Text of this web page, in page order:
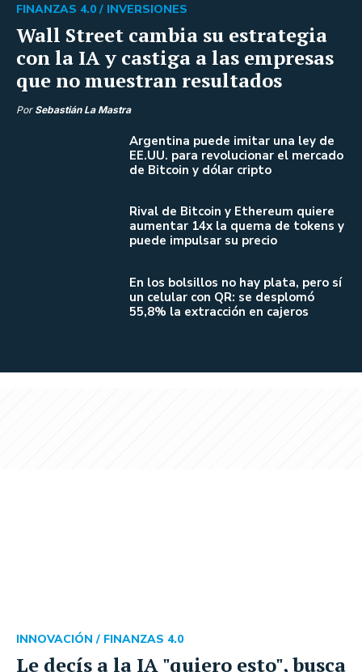
Wall Street cambia su estrategia
con la IA y castiga a las empresas
que no muestran resultados
FINANZAS 4.0 / INVERSIONES
Por Sebastián La Mastra
Argentina puede imitar una ley de
EE.UU. para revolucionar el mercado
de Bitcoin y dólar cripto
Rival de Bitcoin y Ethereum quiere
aumentar 14x la quema de tokens y
puede impulsar su precio
En los bolsillos no hay plata, pero sí
un celular con QR: se desplomó
55,8% la extracción en cajeros
Le decís a la IA "quiero esto", busca
INNOVACIÓN / FINANZAS 4.0